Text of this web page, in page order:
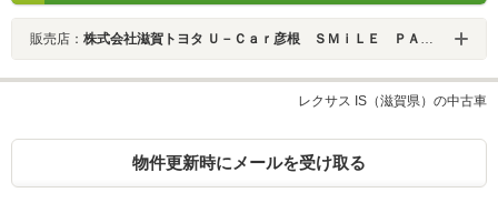
販売店： 株式会社滋賀トヨタ Ｕ－Ｃａｒ彦根 ＳＭｉＬＥ ＰＡＲＫ
レクサス IS（滋賀県）の中古車
物件更新時にメールを受け取る